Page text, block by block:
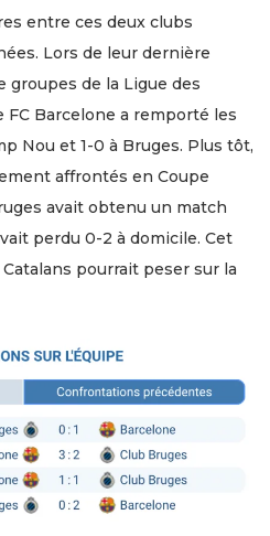
entre ces deux clubs
Lors de leur dernière
de la Ligue des
Barcelone a remporté les
Nou et 1-0 à Bruges. Plus tôt,
affrontés en Coupe
avait obtenu un match
perdu 0-2 à domicile. Cet
pourrait peser sur la